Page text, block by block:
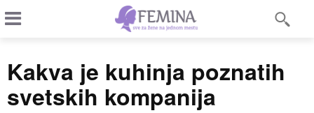
Kakva je kuhinja poznatih
svetskih kompanija